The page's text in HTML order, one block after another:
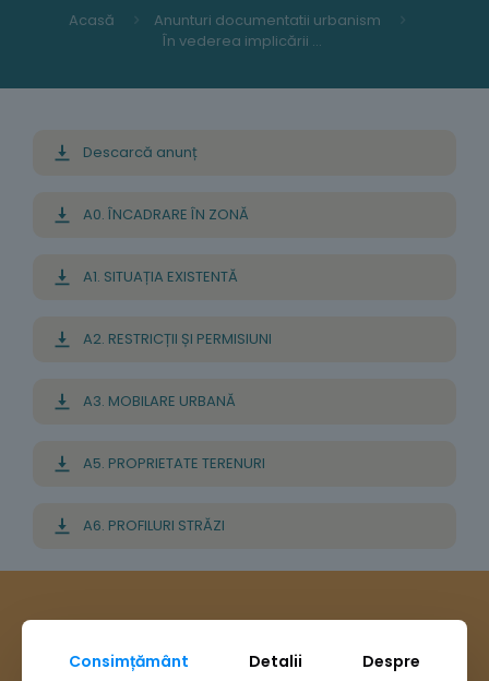
Acasă
Anunturi documentatii urbanism
În vederea implicării publicului în etapa pregătitoare de elaborare a Planului Urbanistic de Detaliu, aducem la cunoştinţă că S.C. ELASYS EXPLORER S.R.L. cu sediul social în Mun. Buzău, Str. Soseaua Constantei (fosta Pogonele), nr. 12, jud. Buzău, a demarat procedura pentru aprobarea documentaţiei de PUD pentru: „CONSTRUIRE HALĂ DE PRODUCȚIE”, amplasat în intravilanul Municipiul Buzău, Șoseaua Constanței, nr. 15, Tarlaua 39, Parcela 711, nr. Cad. 74023.
Descarcă anunț
A0. ÎNCADRARE ÎN ZONĂ
A1. SITUAȚIA EXISTENTĂ
A2. RESTRICȚII ȘI PERMISIUNI
A3. MOBILARE URBANĂ
A5. PROPRIETATE TERENURI
A6. PROFILURI STRĂZI
Consimțământ Detalii Despre